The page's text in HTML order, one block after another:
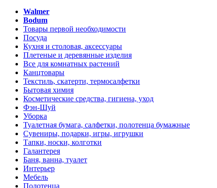
Walmer
Bodum
Товары первой необходимости
Посуда
Кухня и столовая, аксессуары
Плетеные и деревянные изделия
Все для комнатных растений
Канцтовары
Текстиль, скатерти, термосалфетки
Бытовая химия
Косметические средства, гигиена, уход
Фэн-Шуй
Уборка
Туалетная бумага, салфетки, полотенца бумажные
Сувениры, подарки, игры, игрушки
Тапки, носки, колготки
Галантерея
Баня, ванна, туалет
Интерьер
Мебель
Полотенца